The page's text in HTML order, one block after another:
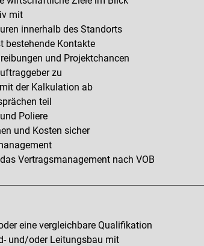
mit
innerhalb des Standorts
bestehende Kontakte
und Projektchancen
zu
der Kalkulation ab
teil
Poliere
und Kosten sicher
Vertragsmanagement nach VOB
eine vergleichbare Qualifikation
und/oder Leitungsbau mit